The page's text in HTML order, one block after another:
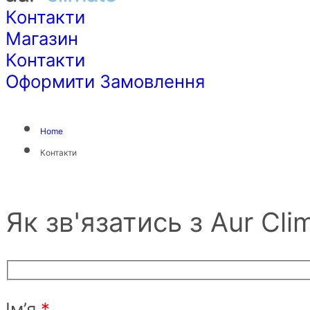
Контакти
Магазин
Контакти
Оформити Замовлення
Home
Контакти
Як зв'язатись з Aur